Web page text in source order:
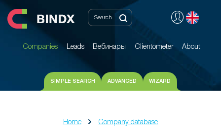
Companies Leads Вебинары Clientometer About
Companies Leads Вебинары Clientometer About
SIMPLE SEARCH ADVANCED WIZARD
Home Company database